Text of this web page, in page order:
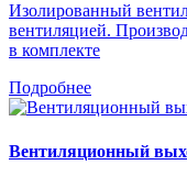
Изолированный
вентиляцией.
в комплекте
Подробнее
Вентиляционный